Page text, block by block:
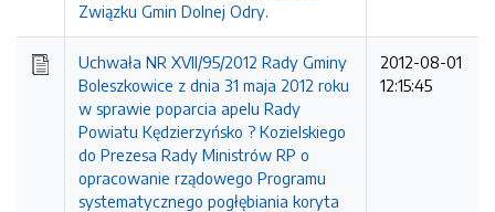
Związku Gmin Dolnej Odry.
Uchwała NR XVII/95/2012 Rady Gminy
Boleszkowice z dnia 31 maja 2012 roku
w sprawie poparcia apelu Rady
Powiatu Kędzierzyńsko ? Kozielskiego
do Prezesa Rady Ministrów RP o
opracowanie rządowego Programu
systematycznego pogłębiania koryta
2012-08-01
12:15:45